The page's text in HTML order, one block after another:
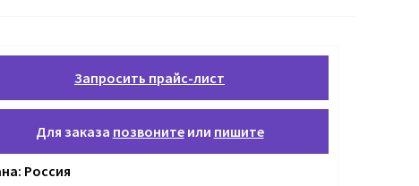
Запросить прайс-лист
Для заказа позвонитеили пишите
Россия